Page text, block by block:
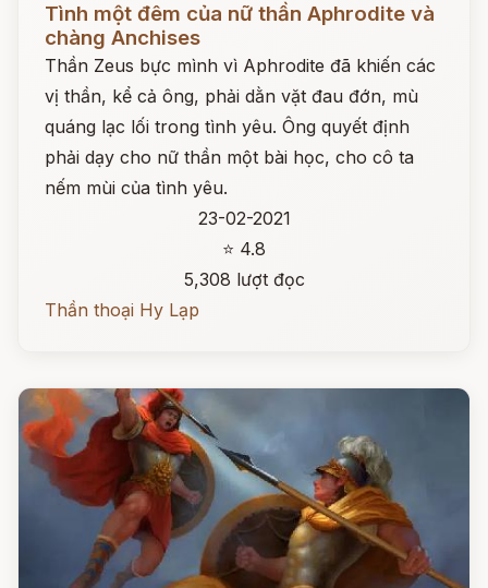
Tình một đêm của nữ thần Aphrodite và
chàng Anchises
Thần Zeus bực mình vì Aphrodite đã khiến các
vị thần, kể cả ông, phải dằn vặt đau đớn, mù
quáng lạc lối trong tình yêu. Ông quyết định
phải dạy cho nữ thần một bài học, cho cô ta
nếm mùi của tình yêu.
23-02-2021
⭐ 4.8
5,308 lượt đọc
Thần thoại Hy Lạp